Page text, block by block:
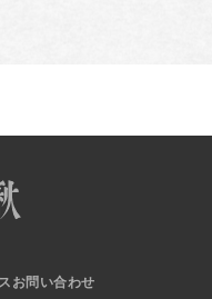
お問い合わせ